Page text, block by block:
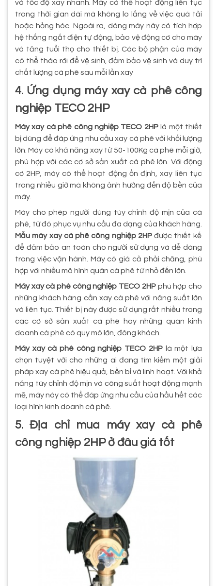
và tốc độ xay nhanh. Máy có thể hoạt động liên tục
trong thời gian dài mà không lo lắng về việc quá tải
hoặc hỏng hóc. Ngoài ra, dòng máy này có tích hợp
hệ thống ngắt điện tự động, bảo vệ động cơ cho máy
và tăng tuổi thọ cho thiết bị. Các bộ phận của máy
có thể tháo rời để vệ sinh, đảm bảo vệ sinh và duy trì
chất lượng cà phê sau mỗi lần xay
4. Ứng dụng máy xay cà phê công
nghiệp TECO 2HP
Máy xay cà phê công nghiệp TECO 2HPlà một thiết
bị dùng để đáp ứng nhu cầu xay cà phê với khối lượng
lớn. Máy có khả năng xay từ 50-100Kg cà phê mỗi giờ,
phù hợp với các cơ sở sản xuất cà phê lớn. Với động
cơ 2HP, máy có thể hoạt động ổn định, xay liên tục
trong nhiều giờ mà không ảnh hưởng đến độ bền của
máy.
Máy cho phép người dùng tùy chỉnh độ mịn của cà
phê, từ đó phục vụ nhu cầu đa dạng của khách hàng.
Mẫu máy xay cà phê công nghiệp 2HPđược thiết kế
để đảm bảo an toàn cho người sử dụng và dễ dàng
trong việc vận hành. Máy có giá cả phải chăng, phù
hợp với nhiều mô hình quán cà phê từ nhỏ đến lớn.
Máy xay cà phê công nghiệp TECO 2HPphù hợp cho
những khách hàng cần xay cà phê với năng suất lớn
và liên tục. Thiết bị này được sử dụng rất nhiều trong
các cơ sở sản xuất cà phê hay những quán kinh
doanh cà phê có quy mô lớn, đông khách.
Máy xay cà phê công nghiệp TECO 2HPlà một lựa
chọn tuyệt vời cho những ai đang tìm kiếm một giải
pháp xay cà phê hiệu quả, bền bỉ và linh hoạt. Với khả
năng tùy chỉnh độ mịn và công suất hoạt động mạnh
mẽ, máy này có thể đáp ứng nhu cầu của hầu hết các
loại hình kinh doanh cà phê.
5. Địa chỉ mua máy xay cà phê
công nghiệp 2HP ở đâu giá tốt